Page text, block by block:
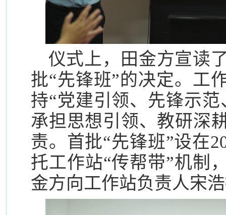
仪式上，田金方宣读
批“先锋班”的决定。工
持“党建引领、先锋示
承担思想引领、教研深
责。首批“先锋班”设在
托工作站“传帮带”机制
金方向工作站负责人宋